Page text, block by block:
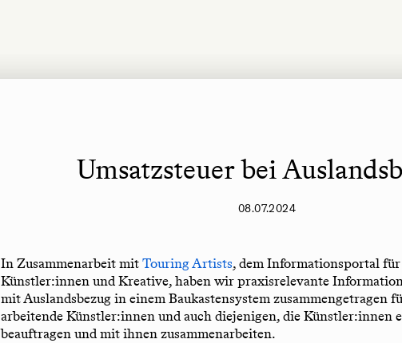
Umsatzsteuer bei
08.07.2024
In Zusammenarbeit mitTouring Artists, dem Informationsportal
Künstler:innen und Kreative, haben wir praxisrelevante
mit Auslandsbezug in einem Baukastensystem zusammengetragen
arbeitende Künstler:innen und auch diejenigen, die Künstler:innen
beauftragen und mit ihnen zusammenarbeiten.